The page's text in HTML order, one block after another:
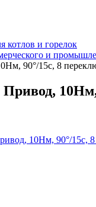
котлов и горелок
и
90°/15с, 8
Привод,